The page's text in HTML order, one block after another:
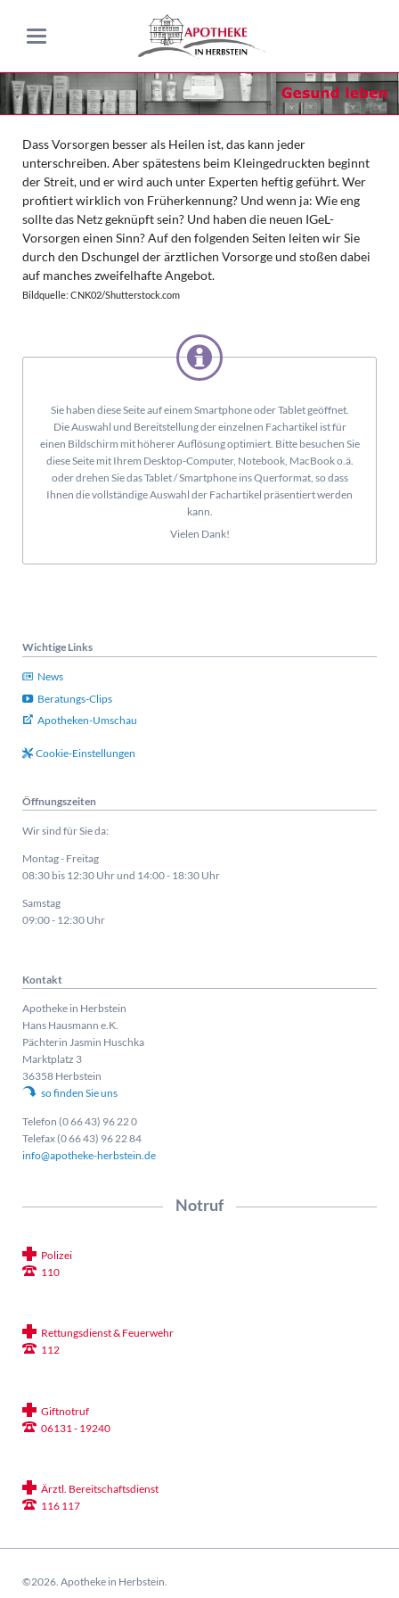
Dass Vorsorgen besser als Heilen ist, das kann jeder
unterschreiben. Aber spätestens beim Kleingedruckten beginnt
der Streit, und er wird auch unter Experten heftig geführt. Wer
profitiert wirklich von Früherkennung? Und wenn ja: Wie eng
sollte das Netz geknüpft sein? Und haben die neuen IGeL-
Vorsorgen einen Sinn? Auf den folgenden Seiten leiten wir Sie
durch den Dschungel der ärztlichen Vorsorge und stoßen dabei
auf manches zweifelhafte Angebot.
Bildquelle: CNK02/Shutterstock.com
Sie haben diese Seite auf einem Smartphone oder Tablet geöffnet.
Die Auswahl und Bereitstellung der einzelnen Fachartikel ist für
einen Bildschirm mit höherer Auflösung optimiert. Bitte besuchen Sie
diese Seite mit Ihrem Desktop-Computer, Notebook, MacBook o.ä.
oder drehen Sie das Tablet / Smartphone ins Querformat, so dass
Ihnen die vollständige Auswahl der Fachartikel präsentiert werden
kann.
Vielen Dank!
Wichtige Links
News
Beratungs-Clips
Apotheken-Umschau
Cookie-Einstellungen
Öffnungszeiten
Wir sind für Sie da:
Montag - Freitag
08:30 bis 12:30 Uhr und 14:00 - 18:30 Uhr
Samstag
09:00 - 12:30 Uhr
Kontakt
Apotheke in Herbstein
Hans Hausmann e.K.
Pächterin Jasmin Huschka
Marktplatz 3
36358 Herbstein
so finden Sie uns
Telefon (0 66 43) 96 22 0
Telefax (0 66 43) 96 22 84
info@apotheke-herbstein.de
Notruf
Polizei
110
Rettungsdienst & Feuerwehr
112
Giftnotruf
06131 - 19240
Ärztl. Bereitschaftsdienst
116 117
©2026. Apotheke in Herbstein.